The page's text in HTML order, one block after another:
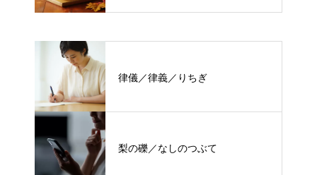
律儀／律義／りちぎ
梨の礫／なしのつぶて